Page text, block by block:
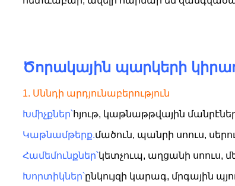
Ծորակային պարկերի
1. Սննդի արդյունաբերություն
Խմիչքներ՝հյութ, կաթնաթթվային
Կաթնամթերք.մածուն, պանրի սոուս,
Համեմունքներ՝կետչուպ, աղցանի սոուս,
Խորտիկներ՝ընկույզի կարագ, մրգային